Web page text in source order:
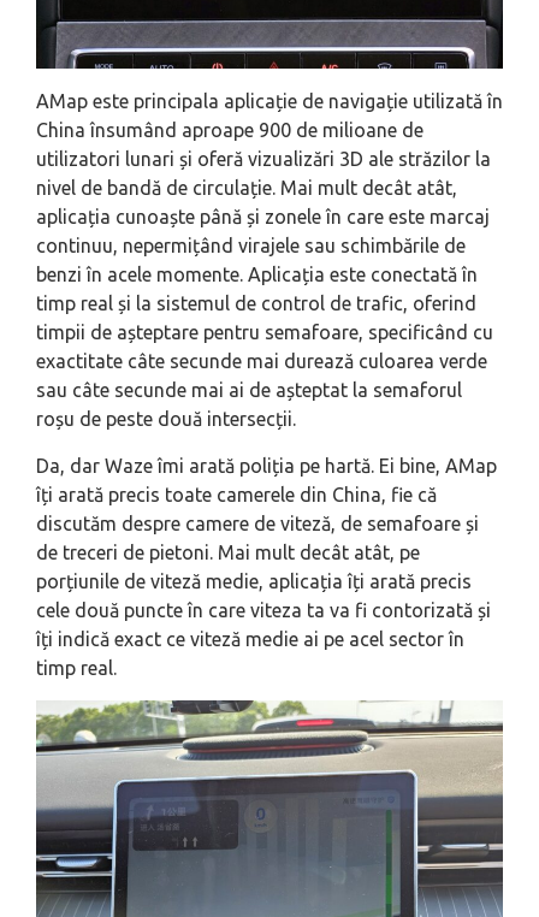
AMap este principala aplicație de navigație utilizată în
China însumând aproape 900 de milioane de
utilizatori lunari și oferă vizualizări 3D ale străzilor la
nivel de bandă de circulație. Mai mult decât atât,
aplicația cunoaște până și zonele în care este marcaj
continuu, nepermițând virajele sau schimbările de
benzi în acele momente. Aplicația este conectată în
timp real și la sistemul de control de trafic, oferind
timpii de așteptare pentru semafoare, specificând cu
exactitate câte secunde mai durează culoarea verde
sau câte secunde mai ai de așteptat la semaforul
roșu de peste două intersecții.
Da, dar Waze îmi arată poliția pe hartă. Ei bine, AMap
îți arată precis toate camerele din China, fie că
discutăm despre camere de viteză, de semafoare și
de treceri de pietoni. Mai mult decât atât, pe
porțiunile de viteză medie, aplicația îți arată precis
cele două puncte în care viteza ta va fi contorizată și
îți indică exact ce viteză medie ai pe acel sector în
timp real.